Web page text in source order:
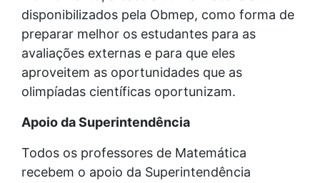
disponibilizados pela Obmep, como forma de
preparar melhor os estudantes para as
avaliações externas e para que eles
aproveitem as oportunidades que as
olimpíadas científicas oportunizam.
Apoio da Superintendência
Todos os professores de Matemática
recebem o apoio da Superintendência